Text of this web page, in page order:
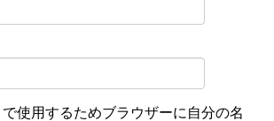
使用するためブラウザーに自分の名